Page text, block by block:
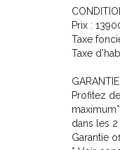
Prix :
Taxe
Taxe
Profitez
dans les 2
Garantie